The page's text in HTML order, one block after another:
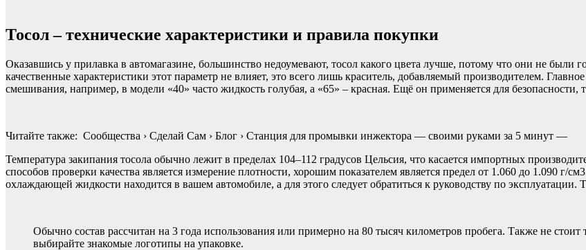
Тосол – технические характеристики и правила покупки
Оказавшись у прилавка в автомагазине, большинство недоумевают, тосол какого цвета лучше, потому что они не были
качественные характеристики этот параметр не влияет, это всего лишь краситель, добавляемый производителем.
смешивания, например, в модели «40» часто жидкость голубая, а «65» – красная. Ещё он применяется для безопасности,
Читайте также: Сообщества › Сделай Сам › Блог › Станция для промывки инжектора — своими руками за 5 минут —
Температура закипания тосола обычно лежит в пределах 104–112 градусов Цельсия, что касается импортных
способов проверки качества является измерение плотности, хорошим показателем является предел от 1.060 до 1.090 г/
охлаждающей жидкости находится в вашем автомобиле, а для этого следует обратиться к руководству по
Обычно состав рассчитан на 3 года использования или примерно на 80 тысяч километров пробега. Также не
выбирайте знакомые логотипы на упаковке.